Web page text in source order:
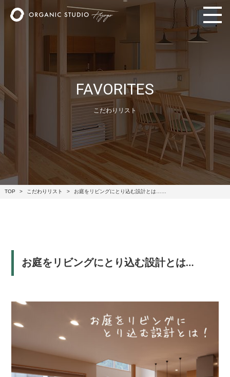
FAVORITES
こだわりリスト
TOP こだわりリスト お庭をリビングにとり込む設計とは……
お庭をリビングにとり込む設計とは…